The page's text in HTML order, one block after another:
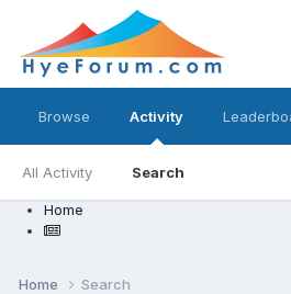
Browse Activity
All Activity Search
Home
Home Search